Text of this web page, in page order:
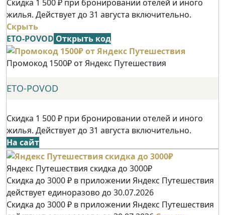
Скидка 1 500 ₽ при бронировании отелей и иного
жилья. Действует до 31 августа включительно.
Скрыть
ETO-POVOD Открыть код
Промокод 1500₽ от Яндекс Путешествия
ETO-POVOD
Скидка 1 500 ₽ при бронировании отелей и иного
жилья. Действует до 31 августа включительно.
На сайт
Яндекс Путешествия скидка до 3000₽
Скидка до 3000 ₽ в приложении Яндекс Путешествия
действует единоразово до 30.07.2026
Скидка до 3000 ₽ в приложении Яндекс Путешествия